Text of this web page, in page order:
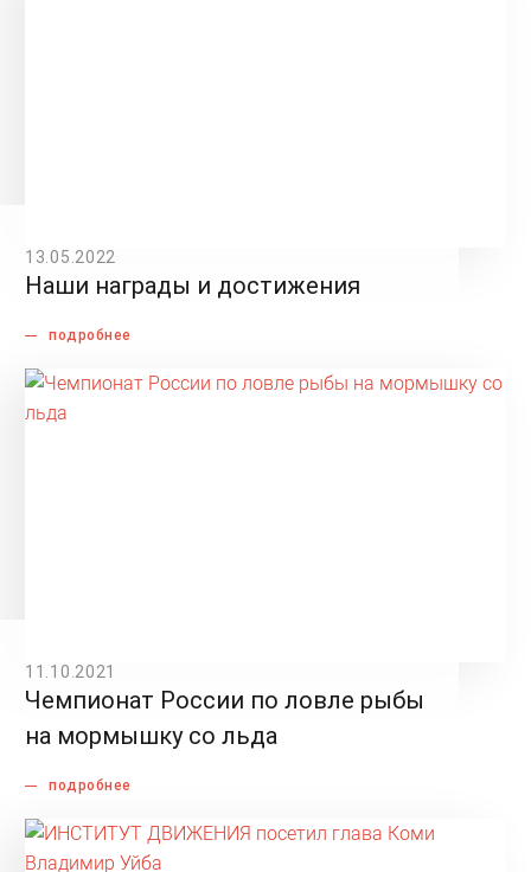
13.05.2022
Наши награды и достижения
подробнее
11.10.2021
Чемпионат России по ловле рыбы
на мормышку со льда
подробнее